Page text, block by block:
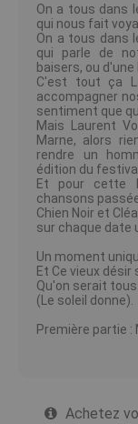
On a tous dans
qui nous fait
On a tous dans
qui parle de
baisers, ou
C'est tout ça
accompagner
sentiment que
Mais Laurent
Marne, alors
rendre un
édition du
Et pour cette
chansons
Chien Noir et
sur chaque date
Un moment
Et Ce vieux désir
Qu′on serait
(Le soleil donne).
Première partie :
Achetez